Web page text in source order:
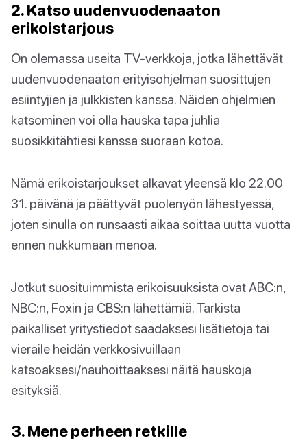
2. Katso uudenvuodenaaton
erikoistarjous
On olemassa useita TV-verkkoja, jotka lähettävät
uudenvuodenaaton erityisohjelman suosittujen
esiintyjien ja julkkisten kanssa. Näiden ohjelmien
katsominen voi olla hauska tapa juhlia
suosikkitähtiesi kanssa suoraan kotoa.
Nämä erikoistarjoukset alkavat yleensä klo 22.00
31. päivänä ja päättyvät puolenyön lähestyessä,
joten sinulla on runsaasti aikaa soittaa uutta vuotta
ennen nukkumaan menoa.
Jotkut suosituimmista erikoisuuksista ovat ABC:n,
NBC:n, Foxin ja CBS:n lähettämiä. Tarkista
paikalliset yritystiedot saadaksesi lisätietoja tai
vieraile heidän verkkosivuillaan
katsoaksesi/nauhoittaaksesi näitä hauskoja
esityksiä.
3. Mene perheen retkille